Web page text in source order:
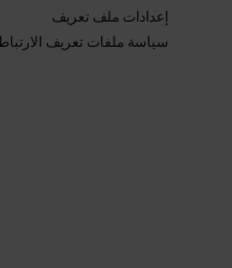
إعدادات ملف تعريف
سياسة ملفات تعريف الارتباط